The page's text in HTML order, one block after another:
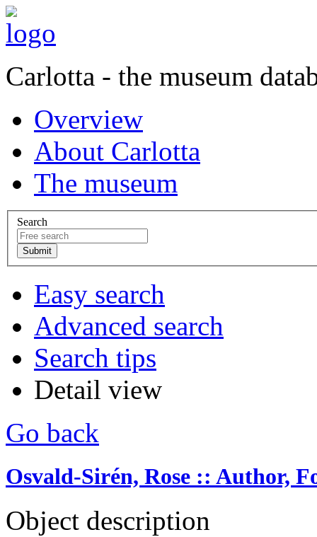
Carlotta - the museum
Overview
About Carlotta
The museum
Search
Easy search
Advanced search
Search tips
Detail view
Go back
Osvald-Sirén, Rose :: Author,
Object description